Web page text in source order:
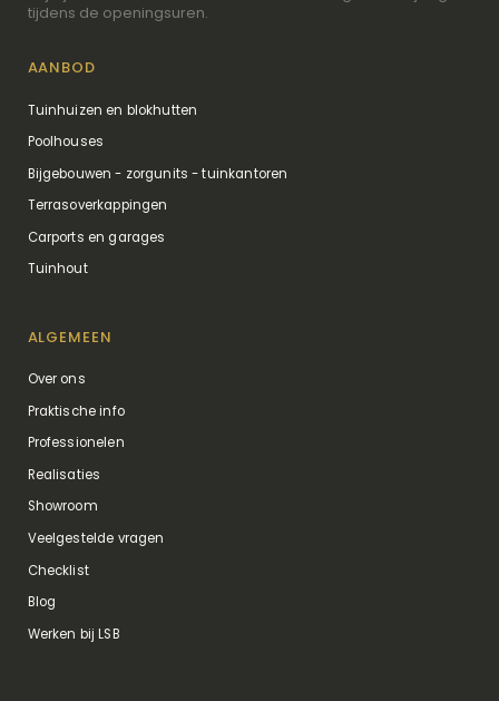
tijdens de openingsuren.
AANBOD
Tuinhuizen en blokhutten
Poolhouses
Bijgebouwen - zorgunits - tuinkantoren
Terrasoverkappingen
Carports en garages
Tuinhout
ALGEMEEN
Over ons
Praktische info
Professionelen
Realisaties
Showroom
Veelgestelde vragen
Checklist
Blog
Werken bij LSB